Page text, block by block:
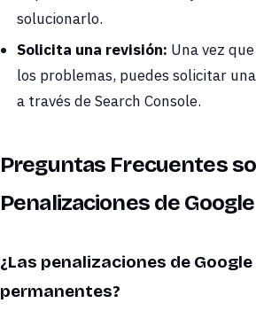
solucionarlo.
Solicita una revisión: Una vez
los problemas, puedes solicitar
a través de Search Console.
Preguntas Frecuentes
Penalizaciones de Google
¿Las penalizaciones de
permanentes?